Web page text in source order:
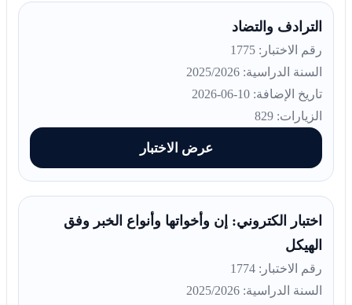
الترادف والتضاد
رقم الاختبار: 1775
السنة الدراسية: 2025/2026
تاريخ الإضافة: 10-06-2026
الزيارات: 829
عرض الاختبار
اختبار الكتروني: إن وأخواتها وأنواع الخبر وفق
الهيكل
رقم الاختبار: 1774
السنة الدراسية: 2025/2026